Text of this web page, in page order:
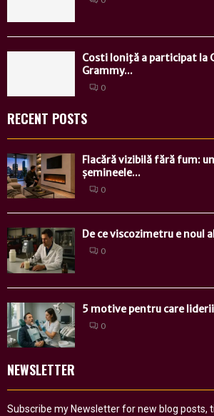
Costi Ioniţă a participat la
Grammy...
0
RECENT POSTS
Flacără vizibilă fără fum:
șemineele...
0
De ce viscozimetru e noul
0
5 motive pentru care liderii
0
NEWSLETTER
Subscribe my Newsletter for new blog posts,